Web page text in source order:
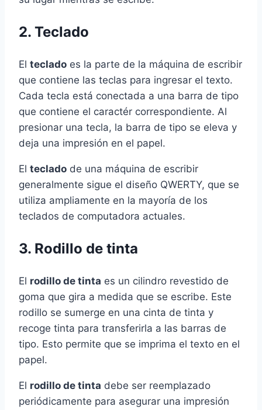
2. Teclado
El teclado es la parte de la máquina de escribir
que contiene las teclas para ingresar el texto.
Cada tecla está conectada a una barra de tipo
que contiene el caractér correspondiente. Al
presionar una tecla, la barra de tipo se eleva y
deja una impresión en el papel.
El teclado de una máquina de escribir
generalmente sigue el diseño QWERTY, que se
utiliza ampliamente en la mayoría de los
teclados de computadora actuales.
3. Rodillo de tinta
El rodillo de tinta es un cilindro revestido de
goma que gira a medida que se escribe. Este
rodillo se sumerge en una cinta de tinta y
recoge tinta para transferirla a las barras de
tipo. Esto permite que se imprima el texto en el
papel.
El rodillo de tinta debe ser reemplazado
periódicamente para asegurar una impresión